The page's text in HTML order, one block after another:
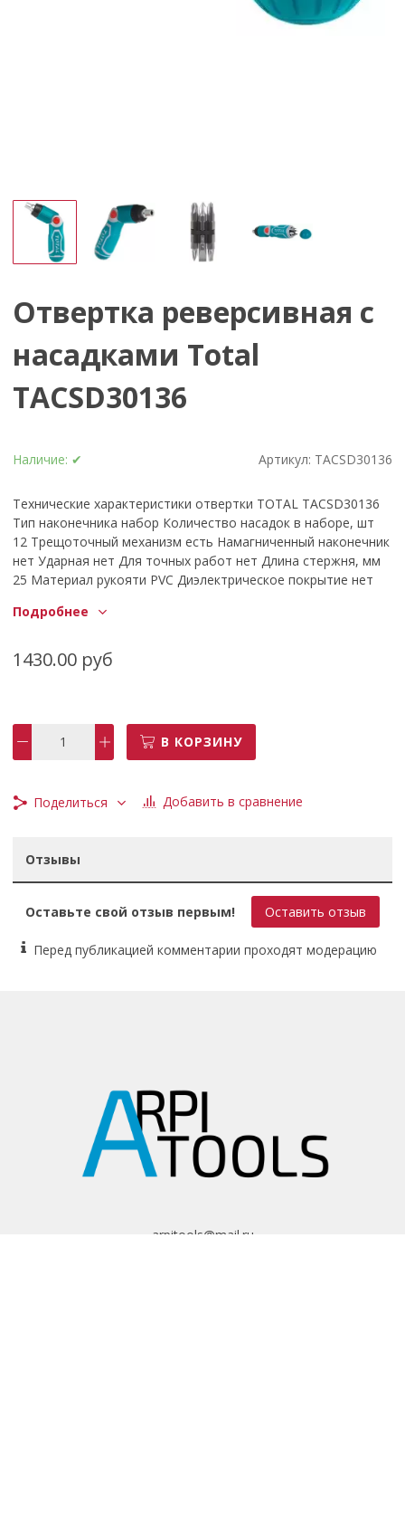
Отвертка реверсивная с
насадками Total
TACSD30136
Наличие: ✔ Артикул: TACSD30136
Технические характеристики отвертки TOTAL TACSD30136
Тип наконечника набор Количество насадок в наборе, шт
12 Трещоточный механизм есть Намагниченный наконечник
нет Ударная нет Для точных работ нет Длина стержня, мм
25 Материал рукояти PVC Диэлектрическое покрытие нет
0,219 Габариты без упаковки, мм 160х40х40 Гибкая нет
Подробнее
1430.00 руб
В КОРЗИНУ
Поделиться Добавить в сравнение
Отзывы
Оставьте свой отзыв первым! Оставить отзыв
Перед публикацией комментарии проходят модерацию
arpitools@mail.ru